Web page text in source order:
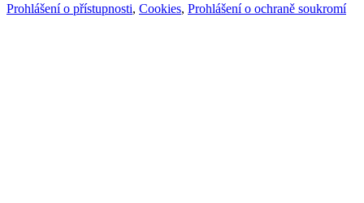
Prohlášení o přístupnosti, Cookies, Prohlášení o ochraně soukromí